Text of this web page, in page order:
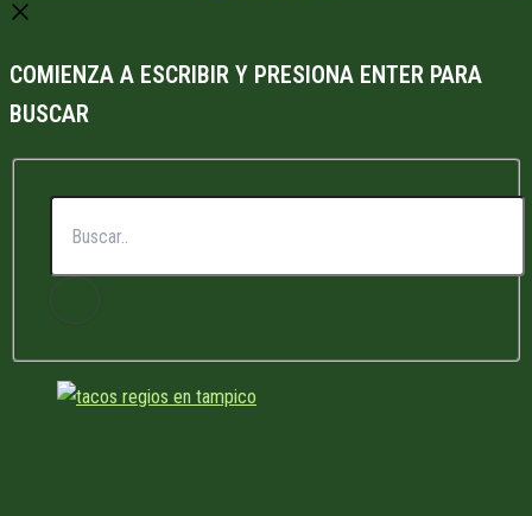
COMIENZA A ESCRIBIR Y PRESIONA ENTER PARA
BUSCAR